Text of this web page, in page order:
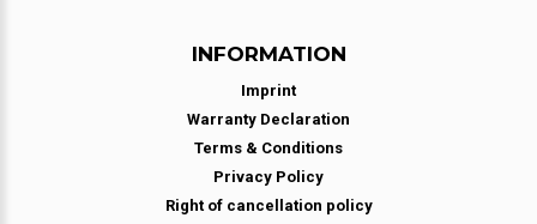
INFORMATION
Imprint
Warranty Declaration
Terms & Conditions
Privacy Policy
Right of cancellation policy